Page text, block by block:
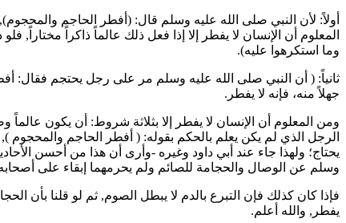
أولاً: لأن النبي صلى الله عليه وسلم قال: ( أفطر الحاجم والمحجوم
المعلوم أن الإنسان لا يفطر إلا إذا فعل ذلك عالماً ذاكراً مختاراً,
وما استكرهوا عليه).
ثانياً: ( أن النبي صلى الله عليه وسلم مر على رجل يحتجم فقال:
جهلاً منه، فإنه لا يفطر.
ومن المعلوم أن الإنسان لا يفطر إلا بثلاثة شروط: أن يكون
الرجل الذي لم يكن يعلم بالحكم بقوله: ( أفطر الحاجم والمحجوم
يحتاج؛ ولهذا جاء عند أبي داود وغيره -وأرى أن هذا من أحسن
وسلم عن الوصال والحجامة للصائم ولم يحرمهما إبقاء على
فإذا كان كذلك فإن التبرع بالدم لا يبطل الصوم, ثم لو قلنا بأن
يفطر, والله أعلم.